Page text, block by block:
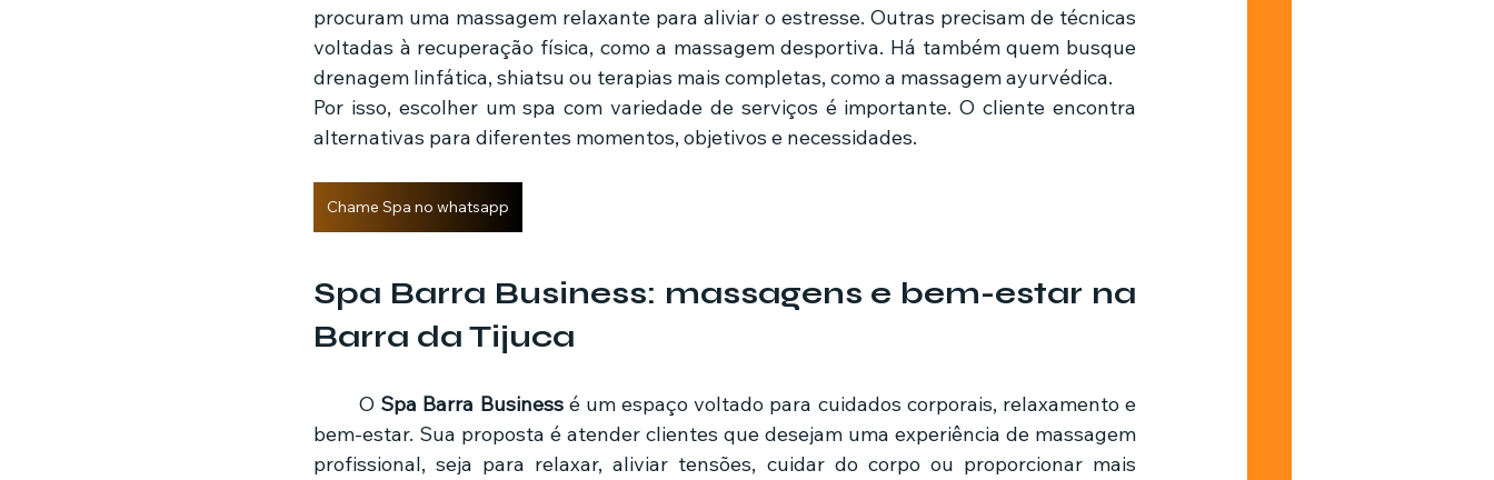
procuram uma massagem relaxante para aliviar o estresse. Outras precisam de técnicas
voltadas à recuperação física, como a massagem desportiva. Há também quem busque
drenagem linfática, shiatsu ou terapias mais completas, como a massagem ayurvédica.
Por isso, escolher um spa com variedade de serviços é importante. O cliente encontra
alternativas para diferentes momentos, objetivos e necessidades.
Chame Spa no whatsapp
Spa Barra Business: massagens e bem-estar na
Barra da Tijuca
	O
Spa Barra Business é um espaço voltado para cuidados corporais, relaxamento e
bem-estar. Sua proposta é atender clientes que desejam uma experiência de massagem
profissional, seja para relaxar, aliviar tensões, cuidar do corpo ou proporcionar mais